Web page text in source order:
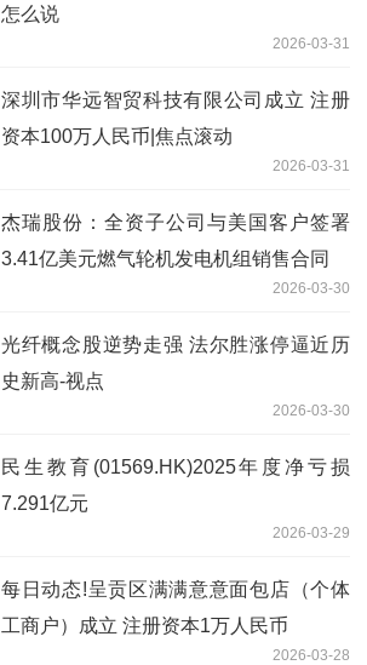
怎么说
2026-03-31
深圳市华远智贸科技有限公司成立 注册
资本100万人民币|焦点滚动
2026-03-31
杰瑞股份：全资子公司与美国客户签署
3.41亿美元燃气轮机发电机组销售合同
2026-03-30
光纤概念股逆势走强 法尔胜涨停逼近历
史新高-视点
2026-03-30
民生教育(01569.HK)2025年度净亏损
7.291亿元
2026-03-29
每日动态!呈贡区满满意意面包店（个体
工商户）成立 注册资本1万人民币
2026-03-28